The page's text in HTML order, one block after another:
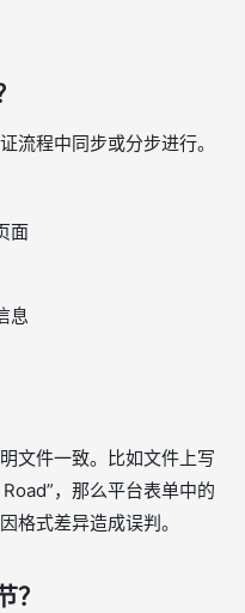
流程中同步或分步进行。
面
息
文件一致。比如文件上写
，那么平台表单中的
格式差异造成误判。
？